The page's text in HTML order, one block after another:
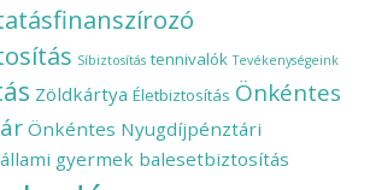
Síbiztosítás tennivalók Tevékenységeink
Zöldkártya Életbiztosítás Önkéntes
Önkéntes Nyugdíjpénztári
állami gyermek balesetbiztosítás